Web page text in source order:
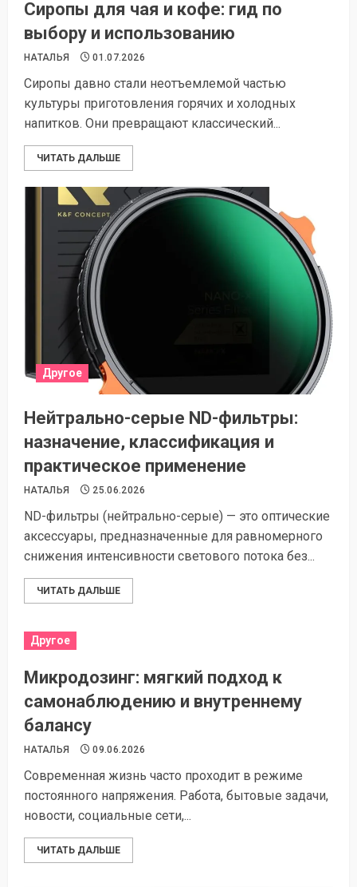
Сиропы для чая и кофе: гид по
выбору и использованию
НАТАЛЬЯ 01.07.2026
Сиропы давно стали неотъемлемой частью
культуры приготовления горячих и холодных
напитков. Они превращают классический...
ЧИТАТЬ ДАЛЬШЕ
Другое
Нейтрально-серые ND-фильтры:
назначение, классификация и
практическое применение
НАТАЛЬЯ 25.06.2026
ND-фильтры (нейтрально-серые) — это оптические
аксессуары, предназначенные для равномерного
снижения интенсивности светового потока без...
ЧИТАТЬ ДАЛЬШЕ
Другое
Микродозинг: мягкий подход к
самонаблюдению и внутреннему
балансу
НАТАЛЬЯ 09.06.2026
Современная жизнь часто проходит в режиме
постоянного напряжения. Работа, бытовые задачи,
новости, социальные сети,...
ЧИТАТЬ ДАЛЬШЕ